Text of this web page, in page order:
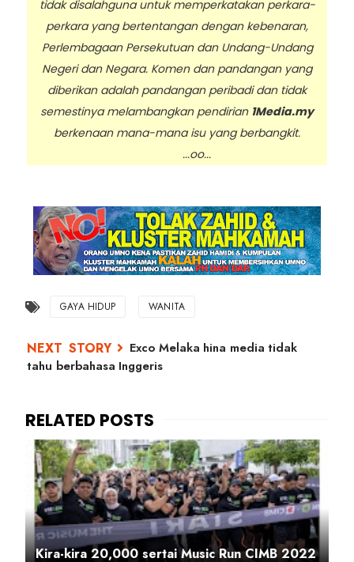
tidak disalahguna untuk memperkatakan perkara-
perkara yang bertentangan dengan kebenaran,
Perlembagaan Persekutuan dan Undang-Undang
Negeri dan Negara. Komen dan pandangan yang
diberikan adalah pandangan peribadi dan tidak
semestinya melambangkan pendirian 1Media.my
berkenaan mana-mana isu yang berbangkit.
...oo...
GAYA HIDUP WANITA
Exco Melaka hina media tidak
tahu berbahasa Inggeris
Kira-kira 20,000 sertai Music Run CIMB 2022